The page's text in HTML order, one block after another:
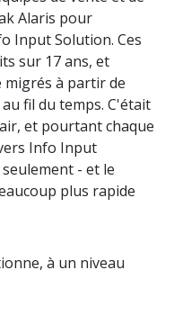
Alaris pour
Input Solution. Ces
sur 17 ans, et
à partir de
fil du temps. C'était
et pourtant chaque
Info Input
- et le
plus rapide
à un niveau